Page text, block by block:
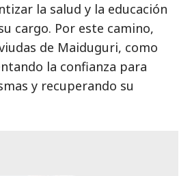
la salud y la educación
cargo. Por este camino,
de Maiduguri, como
la confianza para
y recuperando su